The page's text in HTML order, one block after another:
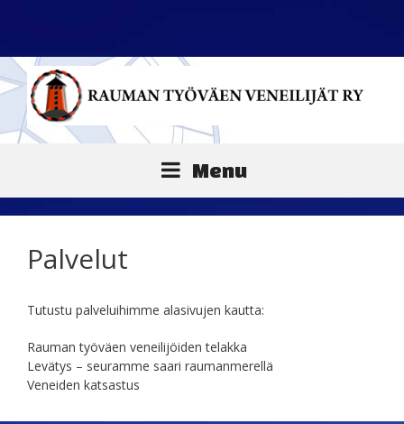
Siirry
sisältöön
Menu
Palvelut
Tutustu palveluihimme alasivujen kautta:
Rauman työväen veneilijöiden telakka
Levätys – seuramme saari raumanmerellä
Veneiden katsastus